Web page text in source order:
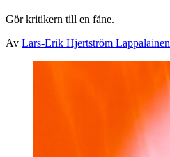
Gör kritikern till en fåne.
Av Lars-Erik Hjertström Lappalainen